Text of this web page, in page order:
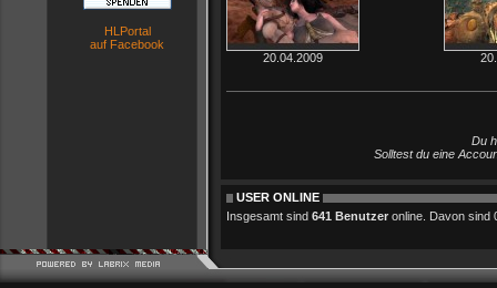
HLPortal
auf Facebook
20.04.2009
Du
Solltest du eine
USER ONLINE
Insgesamt sind 641 Benutzer online. Davon sind